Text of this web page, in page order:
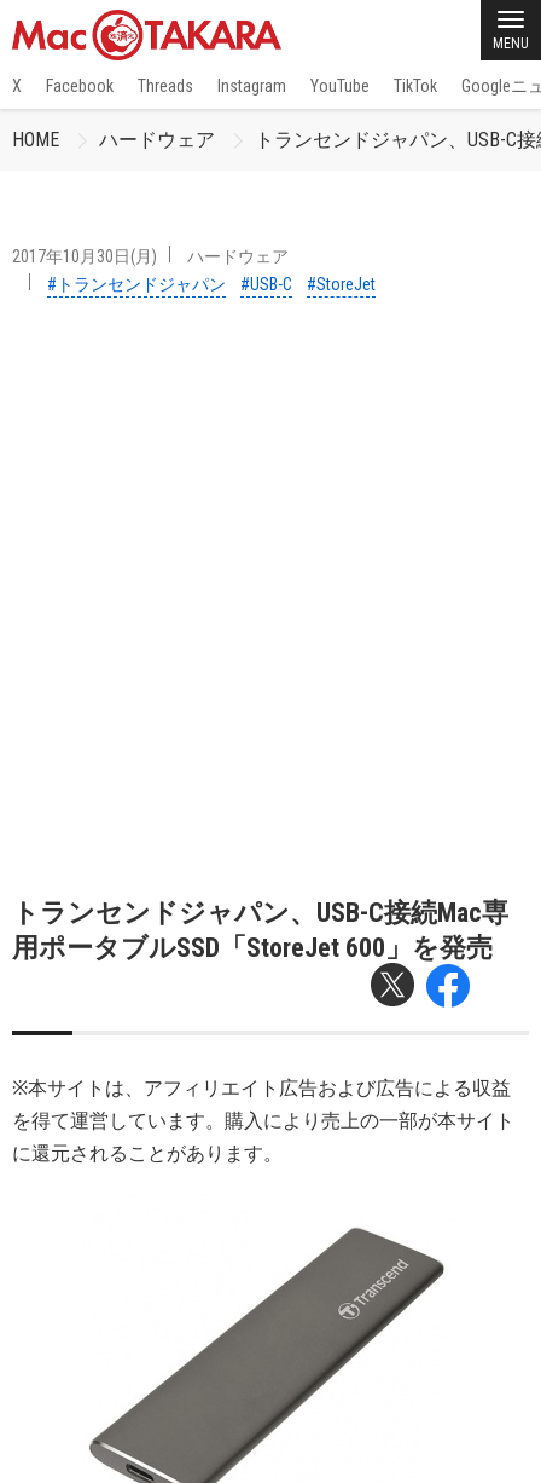
MENU
X Facebook Threads Instagram YouTube TikTok Googleニ
HOME ハードウェア トランセンドジャパン、USB-C
2017年10月30日(月)
ハードウェア
#トランセンドジャパン
#USB-C #StoreJet
トランセンドジャパン、USB-C接続Mac専
用ポータブルSSD「StoreJet 600」を発売
※本サイトは、アフィリエイト広告および広告による収益
を得て運営しています。購入により売上の一部が本サイト
に還元されることがあります。